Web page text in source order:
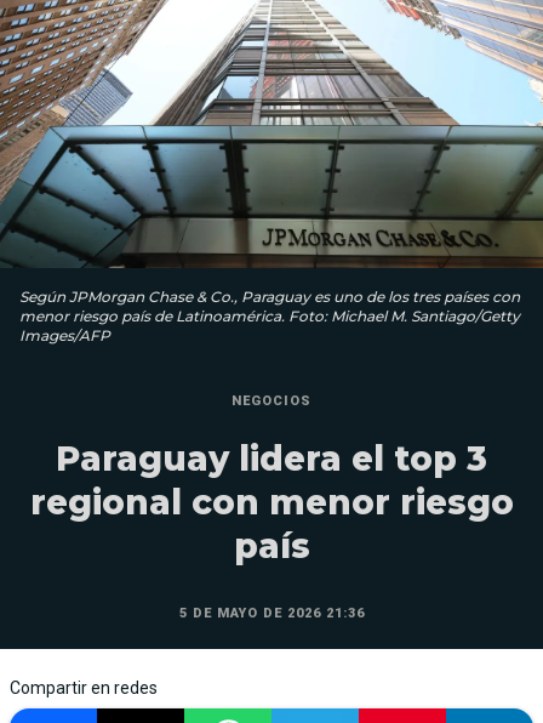
Según JPMorgan Chase & Co., Paraguay es uno de los tres países con
menor riesgo país de Latinoamérica. Foto: Michael M. Santiago/Getty
Images/AFP
NEGOCIOS
Paraguay lidera el top 3
regional con menor riesgo
país
5 DE MAYO DE 2026 21:36
Compartir en redes